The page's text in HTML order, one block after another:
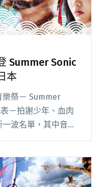
Summer Sonic
本
樂祭－ Summer
－拍謝少年、血肉
波名單，其中音樂
登 Summer Sonic